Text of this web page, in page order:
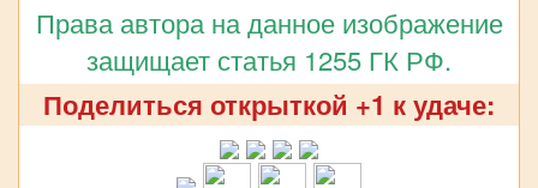
Права автора на данное изображение
защищает статья 1255 ГК РФ.
Поделиться открыткой +1 к удаче: